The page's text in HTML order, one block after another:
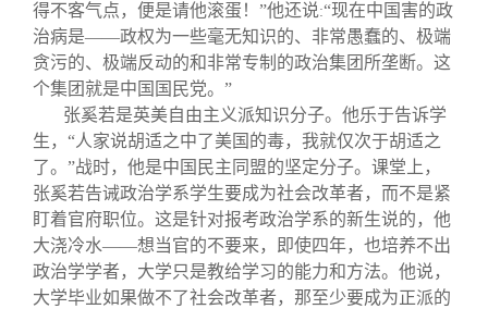
得不客气点，便是请他滚蛋！”他还说:“现在中国害的政
治病是——政权为一些毫无知识的、非常愚蠢的、极端
贪污的、极端反动的和非常专制的政治集团所垄断。这
个集团就是中国国民党。”
张奚若是英美自由主义派知识分子。他乐于告诉学
生，“人家说胡适之中了美国的毒，我就仅次于胡适之
了。”战时，他是中国民主同盟的坚定分子。课堂上，
张奚若告诫政治学系学生要成为社会改革者，而不是紧
盯着官府职位。这是针对报考政治学系的新生说的，他
大浇冷水——想当官的不要来，即使四年，也培养不出
政治学学者，大学只是教给学习的能力和方法。他说，
大学毕业如果做不了社会改革者，那至少要成为正派的